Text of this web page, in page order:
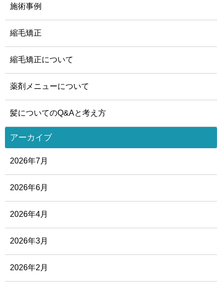
施術事例
縮毛矯正
縮毛矯正について
薬剤メニューについて
髪についてのQ&Aと考え方
アーカイブ
2026年7月
2026年6月
2026年4月
2026年3月
2026年2月